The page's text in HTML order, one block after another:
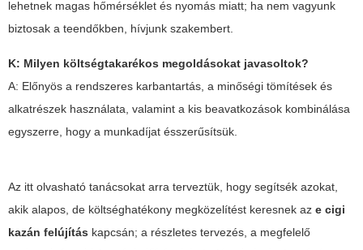
lehetnek magas hőmérséklet és nyomás miatt; ha nem vagyunk
biztosak a teendőkben, hívjunk szakembert.
K: Milyen költségtakarékos megoldásokat javasoltok?
A: Előnyös a rendszeres karbantartás, a minőségi tömítések és
alkatrészek használata, valamint a kis beavatkozások kombinálása
egyszerre, hogy a munkadíjat ésszerűsítsük.
Az itt olvasható tanácsokat arra terveztük, hogy segítsék azokat,
akik alapos, de költséghatékony megközelítést keresnek az e cigi
kazán felújítás kapcsán; a részletes tervezés, a megfelelő